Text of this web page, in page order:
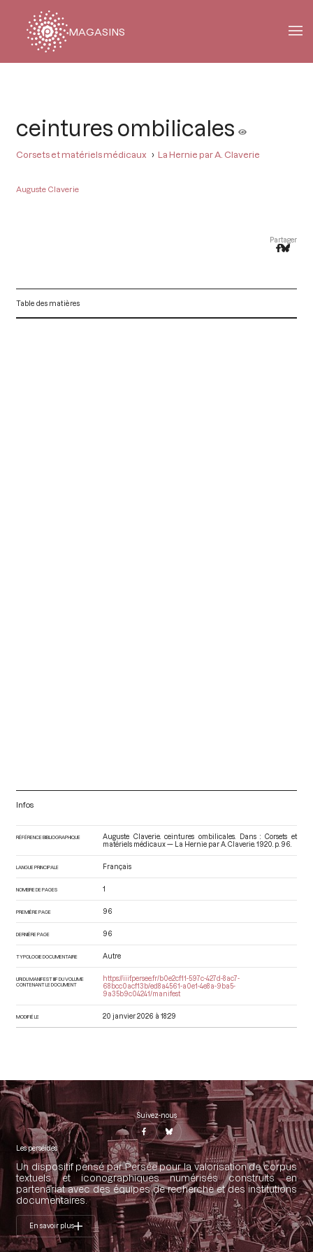
MAGASINS
ceintures ombilicales
Corsets et matériels médicaux La Hernie par A. Claverie
Auguste Claverie
Partager
Table des matières
Infos
RÉFÉRENCE BIBLIOGRAPHIQUE
Auguste Claverie. ceintures ombilicales. Dans : Corsets et
matériels médicaux — La Hernie par A. Claverie . 1920. p. 96.
LANGUE PRINCIPALE Français
NOMBRE DE PAGES 1
PREMIÈRE PAGE 96
DERNIÈRE PAGE 96
TYPOLOGIE DOCUMENTAIRE Autre
URI DU MANIFEST IIIF DU VOLUME
CONTENANT LE DOCUMENT
https://iiif.persee.fr/b0e2cf11-597c-427d-8ac7-
68bcc0acf13b/ed8a4561-a0e1-4e8a-9ba5-
9a35b9c04241/manifest
MODIFIÉ LE 20 janvier 2026 à 18:29
Suivez-nous
Les perséides
Un dispositif pensé par Persée pour la valorisation de corpus
textuels et iconographiques numérisés construits en
partenariat avec des équipes de recherche et des institutions
documentaires.
En savoir plus